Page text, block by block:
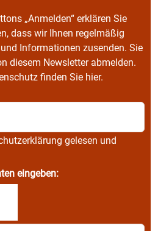
„Anmelden“ erklären Sie
dass wir Ihnen regelmäßig
Informationen zusenden. Sie
diesem Newsletter abmelden.
finden Sie hier.
gelesen und
eingeben: